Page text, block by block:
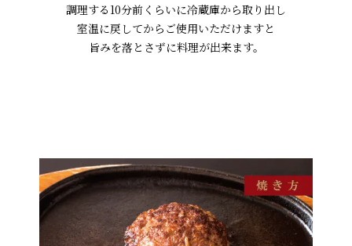
調理する10分前くらいに冷蔵庫から取り出し
室温に戻してからご使用いただけますと
旨みを落とさずに料理が出来ます。